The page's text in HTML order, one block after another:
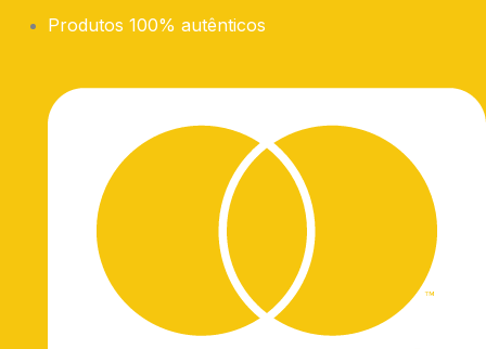
Produtos 100% autênticos